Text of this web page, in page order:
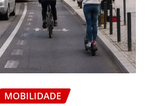
MOBILIDADE